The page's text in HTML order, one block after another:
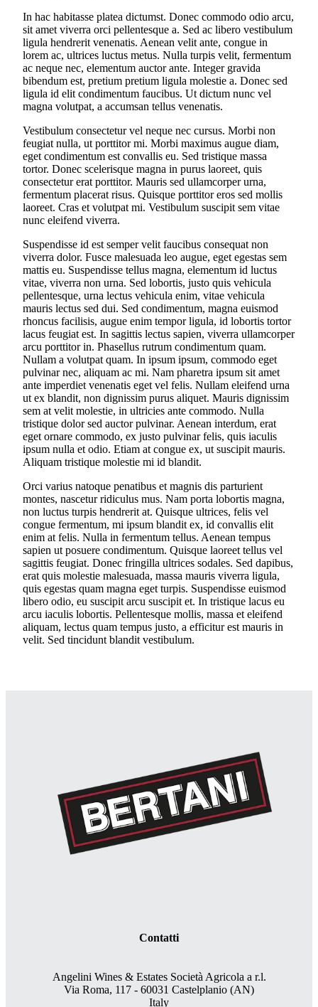
In hac habitasse platea dictumst. Donec commodo odio arcu,
sit amet viverra orci pellentesque a. Sed ac libero vestibulum
ligula hendrerit venenatis. Aenean velit ante, congue in
lorem ac, ultrices luctus metus. Nulla turpis velit, fermentum
ac neque nec, elementum auctor ante. Integer gravida
bibendum est, pretium pretium ligula molestie a. Donec sed
ligula id elit condimentum faucibus. Ut dictum nunc vel
magna volutpat, a accumsan tellus venenatis.
Vestibulum consectetur vel neque nec cursus. Morbi non
feugiat nulla, ut porttitor mi. Morbi maximus augue diam,
eget condimentum est convallis eu. Sed tristique massa
tortor. Donec scelerisque magna in purus laoreet, quis
consectetur erat porttitor. Mauris sed ullamcorper urna,
fermentum placerat risus. Quisque porttitor eros sed mollis
laoreet. Cras et volutpat mi. Vestibulum suscipit sem vitae
nunc eleifend viverra.
Suspendisse id est semper velit faucibus consequat non
viverra dolor. Fusce malesuada leo augue, eget egestas sem
mattis eu. Suspendisse tellus magna, elementum id luctus
vitae, viverra non urna. Sed lobortis, justo quis vehicula
pellentesque, urna lectus vehicula enim, vitae vehicula
mauris lectus sed dui. Sed condimentum, magna euismod
rhoncus facilisis, augue enim tempor ligula, id lobortis tortor
lacus feugiat est. In sagittis lectus sapien, viverra ullamcorper
arcu porttitor in. Phasellus rutrum condimentum quam.
Nullam a volutpat quam. In ipsum ipsum, commodo eget
pulvinar nec, aliquam ac mi. Nam pharetra ipsum sit amet
ante imperdiet venenatis eget vel felis. Nullam eleifend urna
ut ex blandit, non dignissim purus aliquet. Mauris dignissim
sem at velit molestie, in ultricies ante commodo. Nulla
tristique dolor sed auctor pulvinar. Aenean interdum, erat
eget ornare commodo, ex justo pulvinar felis, quis iaculis
ipsum nulla et odio. Etiam at congue ex, ut suscipit mauris.
Aliquam tristique molestie mi id blandit.
Orci varius natoque penatibus et magnis dis parturient
montes, nascetur ridiculus mus. Nam porta lobortis magna,
non luctus turpis hendrerit at. Quisque ultrices, felis vel
congue fermentum, mi ipsum blandit ex, id convallis elit
enim at felis. Nulla in fermentum tellus. Aenean tempus
sapien ut posuere condimentum. Quisque laoreet tellus vel
sagittis feugiat. Donec fringilla ultrices sodales. Sed dapibus,
erat quis molestie malesuada, massa mauris viverra ligula,
quis egestas quam magna eget turpis. Suspendisse euismod
libero odio, eu suscipit arcu suscipit et. In tristique lacus eu
arcu iaculis lobortis. Pellentesque mollis, massa et eleifend
aliquam, lectus quam tempus justo, a efficitur est mauris in
velit. Sed tincidunt blandit vestibulum.
Contatti
Angelini Wines & Estates Società Agricola a r.l.
Via Roma, 117 - 60031 Castelplanio (AN)
Italy